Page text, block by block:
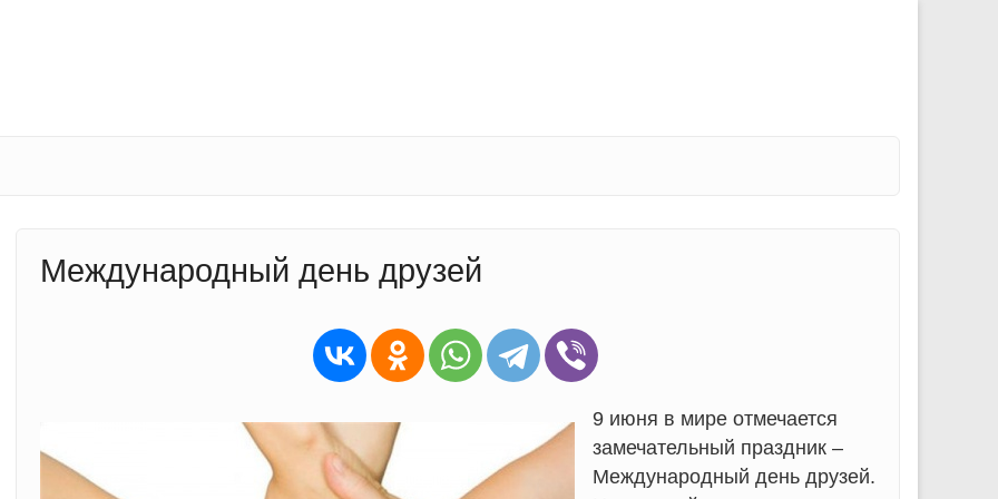
Международный день друзей
9 июня в мире отмечается
замечательный праздник –
Международный день друзей.